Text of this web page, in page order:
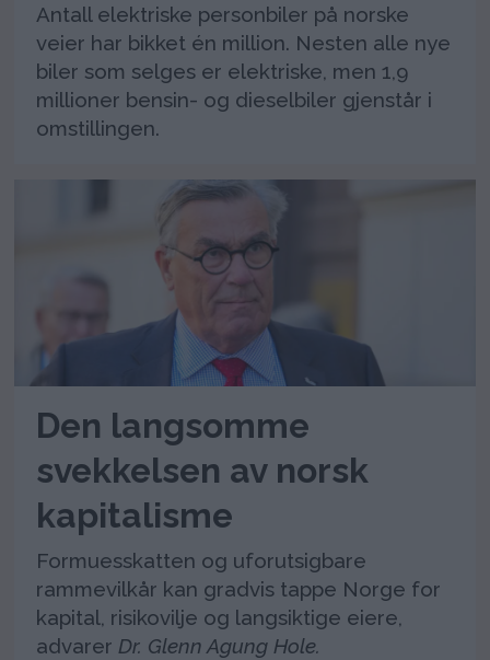
Antall elektriske personbiler på norske
veier har bikket én million. Nesten alle nye
biler som selges er elektriske, men 1,9
millioner bensin- og dieselbiler gjenstår i
omstillingen.
Den langsomme
svekkelsen av norsk
kapitalisme
Formuesskatten og uforutsigbare
rammevilkår kan gradvis tappe Norge for
kapital, risikovilje og langsiktige eiere,
advarer Dr. Glenn Agung Hole.